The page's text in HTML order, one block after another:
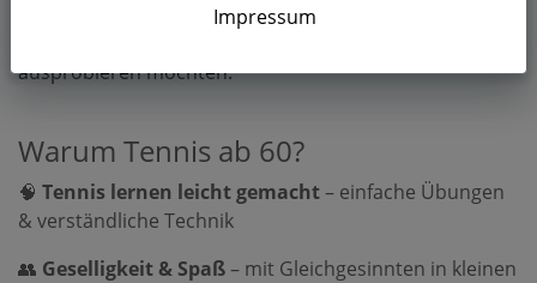
einen idealen Einstieg für alle Senior:innen, die ohne
ausprobieren möchten.
Warum Tennis ab 60?
🧠 Tennis lernen leicht gemacht– einfache Übungen
& verständliche Technik
👥 Geselligkeit & Spaß– mit Gleichgesinnten in kleinen
Impressum